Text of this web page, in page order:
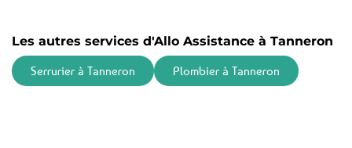
Les autres services d'Allo Assistance à Tanneron
Serrurier à Tanneron Plombier à Tanneron